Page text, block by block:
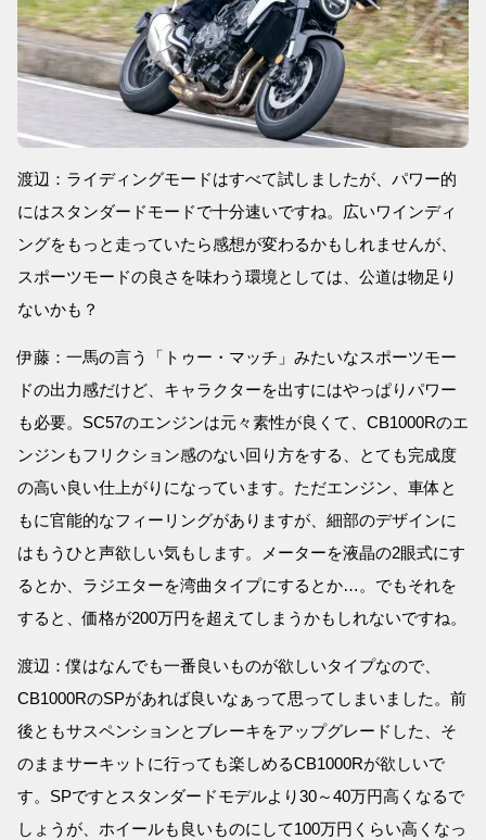
渡辺：ライディングモードはすべて試しましたが、パワー的
にはスタンダードモードで十分速いですね。広いワインディ
ングをもっと走っていたら感想が変わるかもしれませんが、
スポーツモードの良さを味わう環境としては、公道は物足り
ないかも？
伊藤：一馬の言う「トゥー・マッチ」みたいなスポーツモー
ドの出力感だけど、キャラクターを出すにはやっぱりパワー
も必要。SC57のエンジンは元々素性が良くて、CB1000Rのエ
ンジンもフリクション感のない回り方をする、とても完成度
の高い良い仕上がりになっています。ただエンジン、車体と
もに官能的なフィーリングがありますが、細部のデザインに
はもうひと声欲しい気もします。メーターを液晶の2眼式にす
るとか、ラジエターを湾曲タイプにするとか…。でもそれを
すると、価格が200万円を超えてしまうかもしれないですね。
渡辺：僕はなんでも一番良いものが欲しいタイプなので、
CB1000RのSPがあれば良いなぁって思ってしまいました。前
後ともサスペンションとブレーキをアップグレードした、そ
のままサーキットに行っても楽しめるCB1000Rが欲しいで
す。SPですとスタンダードモデルより30～40万円高くなるで
しょうが、ホイールも良いものにして100万円くらい高くなっ